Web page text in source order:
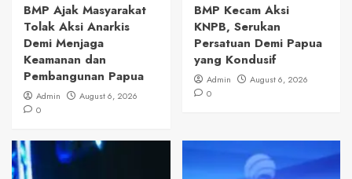
BMP Ajak Masyarakat
Tolak Aksi Anarkis
Demi Menjaga
Keamanan dan
Pembangunan Papua
Admin
August 6, 2026
0
BMP Kecam Aksi
KNPB, Serukan
Persatuan Demi Papua
yang Kondusif
Admin
August 6, 2026
0